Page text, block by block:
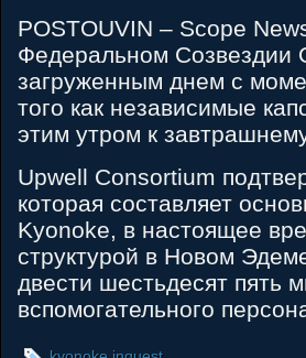
POSTOUVIN – Scope
Федеральном Созвездии
загруженным днем с
того как независимые
этим утром к
Upwell Consortium
которая составляет
Kyonoke, в настоящее
структурой в Новом
двести шестьдесят пять
вспомогательного